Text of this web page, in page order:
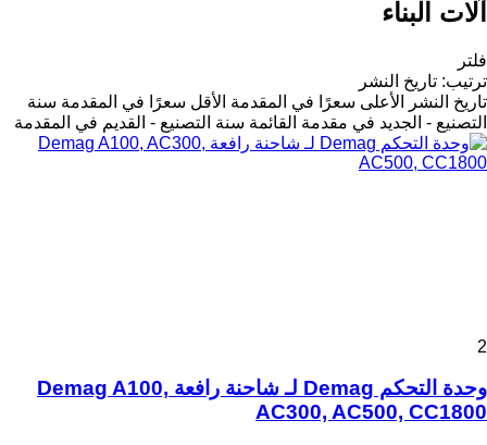
آلات البناء
فلتر
ترتيب: تاريخ النشر
تاريخ النشر
الأعلى سعرًا في المقدمة الأقل سعرًا في المقدمة سنة
التصنيع - الجديد في مقدمة القائمة سنة التصنيع - القديم في المقدمة
2
وحدة التحكم Demag لـ شاحنة رافعة Demag A100,
AC300, AC500, CC1800